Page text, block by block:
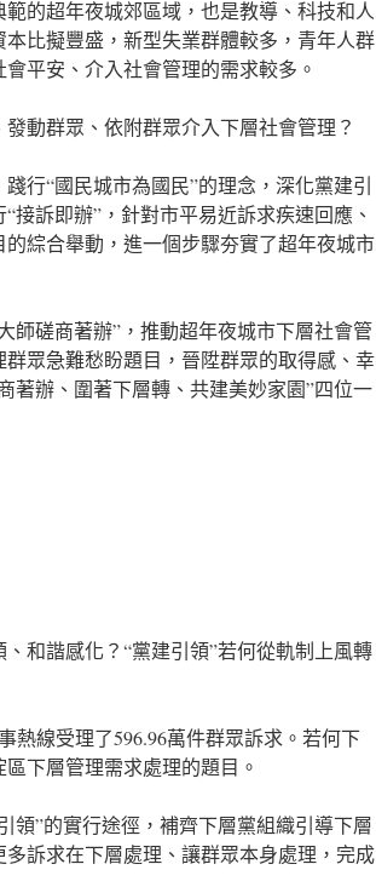
的超年夜城郊區域，也是教導、科技和人
比擬豐盛，新型失業群體較多，青年人群
平安、介入社會管理的需求較多。
發動群眾、依附群眾介入下層社會管理？
行“國民城市為國民”的理念，深化黨建引
訴即辦”，針對市平易近訴求疾速回應、
綜合舉動，進一個步驟夯實了超年夜城市
師磋商著辦”，推動超年夜城市下層社會管
眾急難愁盼題目，晉陞群眾的取得感、幸
著辦、圍著下層轉、共建美妙家園”四位一
和諧感化？“黨建引領”若何從軌制上風轉
熱線受理了596.96萬件群眾訴求。若何下
下層管理需求處理的題目。
領”的實行途徑，補齊下層黨組織引導下層
訴求在下層處理、讓群眾本身處理，完成